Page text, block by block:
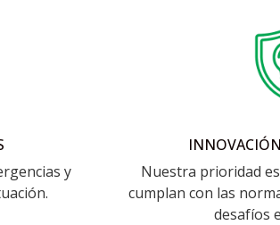
y
Nuestra prioridad
cumplan con las
desafíos